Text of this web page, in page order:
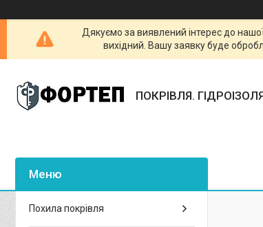
Дякуємо за виявлений інтерес до
вихідний. Вашу заявку буде
ПОКРІВЛЯ.
Похила покрівля